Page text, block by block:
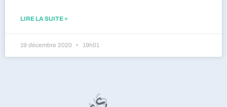
LIRE LA SUITE »
19 décembre 2020 19h01